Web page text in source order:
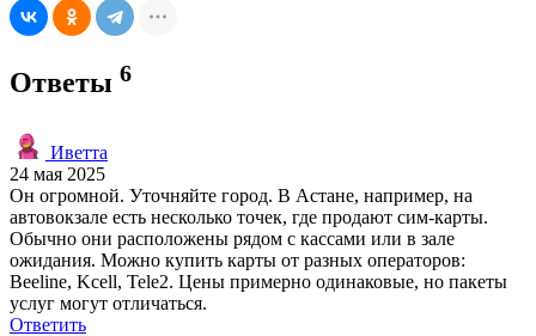
Ответы 6
Иветта
24 мая 2025
Он огромной. Уточняйте город. В Астане, например, на
автовокзале есть несколько точек, где продают сим-карты.
Обычно они расположены рядом с кассами или в зале
ожидания. Можно купить карты от разных операторов:
Beeline, Kcell, Tele2. Цены примерно одинаковые, но пакеты
услуг могут отличаться.
Ответить